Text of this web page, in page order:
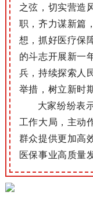
之弦，切实营造
职，齐力谋新篇
想，抓好医疗保
的斗志开展新一
兵，持续探索人
举措，树立新时
大家纷纷表
工作大局，主动
群众提供更加高
医保事业高质量